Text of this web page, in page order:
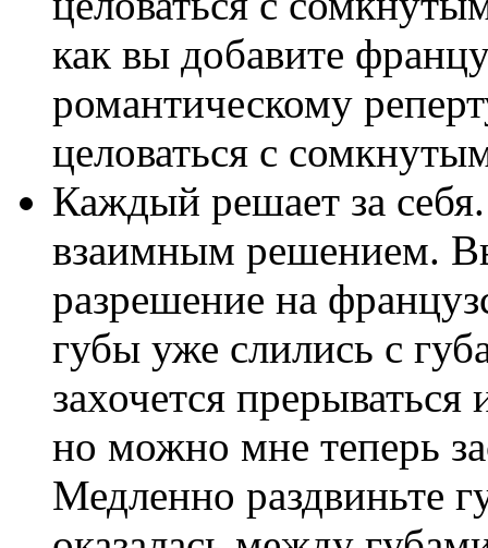
как вы добавите
романтическому
целоваться с
Каждый решает за
взаимным решением.
разрешение на
губы уже слились с
захочется
но можно мне теперь
Медленно раздвиньте